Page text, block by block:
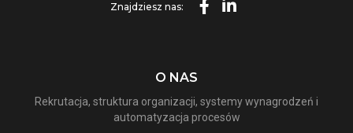
Znajdziesz nas:
O NAS
Rekrutacja, struktura organizacji, systemy wynagrodzeń i
automatyzacja procesów